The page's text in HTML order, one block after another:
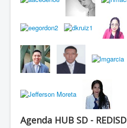
Agenda HUB SD - REDISD